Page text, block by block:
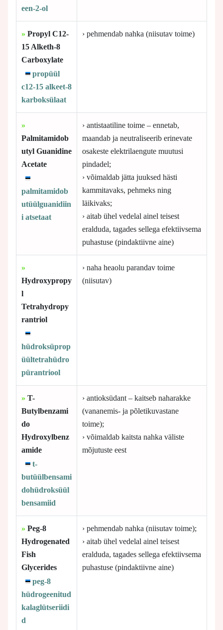
een-2-ol
» Propyl C12-
15 Alketh-8
Carboxylate
propüül
c12-15 alkeet-8
karboksülaat
› pehmendab nahka (niisutav toime)
»
Palmitamidob
utyl Guanidine
Acetate
palmitamidob
utüülguanidiin
i atsetaat
› antistaatiline toime – ennetab,
maandab ja neutraliseerib erinevate
osakeste elektrilaengute muutusi
pindadel;
› võimaldab jätta juuksed hästi
kammitavaks, pehmeks ning
läikivaks;
› aitab ühel vedelal ainel teisest
eralduda, tagades sellega efektiivsema
puhastuse (pindaktiivne aine)
»
Hydroxypropy
l
Tetrahydropy
rantriol
hüdroksüprop
üültetrahüdro
pürantriool
› naha heaolu parandav toime
(niisutav)
» T-
Butylbenzami
do
Hydroxylbenz
amide
t-
butüülbensami
dohüdroksüül
bensamiid
› antioksüdant – kaitseb naharakke
(vananemis- ja põletikuvastane
toime);
› võimaldab kaitsta nahka väliste
mõjutuste eest
» Peg-8
Hydrogenated
Fish
Glycerides
peg-8
hüdrogeenitud
kalaglütseriidi
d
› pehmendab nahka (niisutav toime);
› aitab ühel vedelal ainel teisest
eralduda, tagades sellega efektiivsema
puhastuse (pindaktiivne aine)